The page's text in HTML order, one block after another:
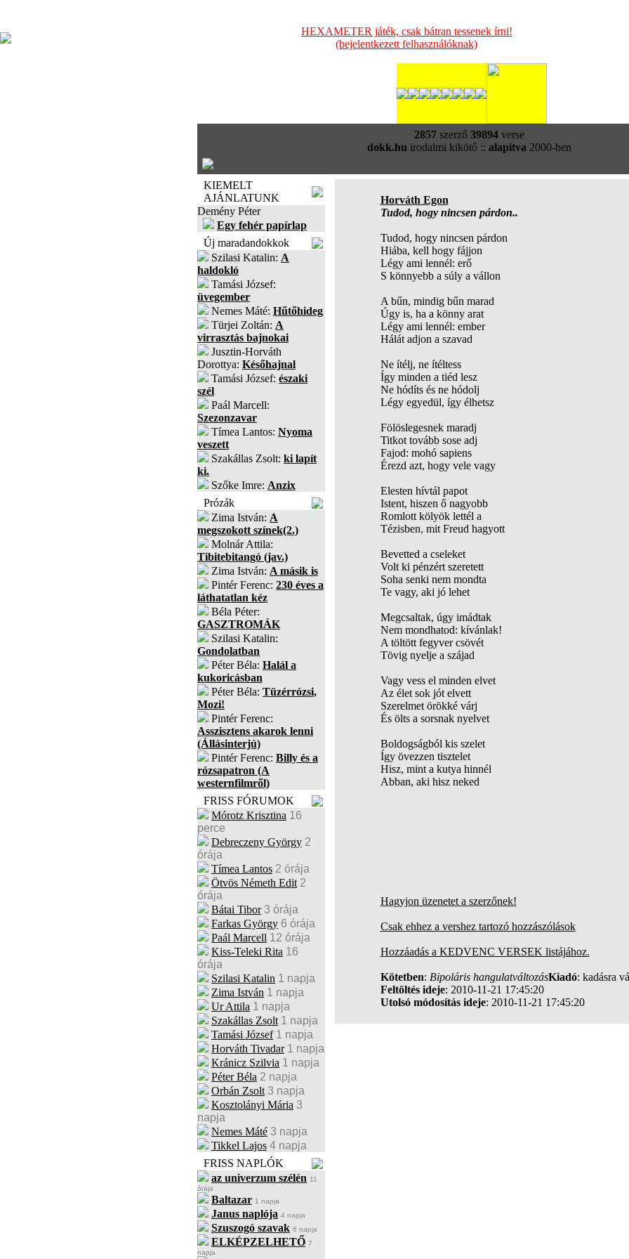
HEXAMETER játék, csak bátran tessenek írni!
(bejelentkezett felhasználóknak)
2857szerző 39894verse
dokk.hu irodalmi kikötő :: alapítva 2000-ben
KIEMELT
AJÁNLATUNK
Demény Péter
Egy fehér papírlap
Új maradandokkok
Szilasi Katalin: A
haldokló
Tamási József:
üvegember
Nemes Máté: Hűtőhideg
Türjei Zoltán: A
virrasztás bajnokai
Jusztin-Horváth
Dorottya: Későhajnal
Tamási József: északi
szél
Paál Marcell:
Szezonzavar
Tímea Lantos: Nyoma
veszett
Szakállas Zsolt: ki lapít
ki.
Szőke Imre: Anzix
Prózák
Zima István: A
megszokott színek(2.)
Molnár Attila:
Tibitebitangó (jav.)
Zima István: A másik is
Pintér Ferenc: 230 éves a
láthatatlan kéz
Béla Péter:
GASZTROMÁK
Szilasi Katalin:
Gondolatban
Péter Béla: Halál a
kukoricásban
Péter Béla: Tüzérrózsi,
Mozi!
Pintér Ferenc:
Asszisztens akarok lenni
(Állásinterjú)
Pintér Ferenc: Billy és a
rózsapatron (A
westernfilmről)
FRISS FÓRUMOK
Mórotz Krisztina 16
perce
Debreczeny György 2
órája
Tímea Lantos 2 órája
Ötvös Németh Edit 2
órája
Bátai Tibor 3 órája
Farkas György 6 órája
Paál Marcell 12 órája
Kiss-Teleki Rita 16
órája
Szilasi Katalin 1 napja
Zima István 1 napja
Ur Attila 1 napja
Szakállas Zsolt 1 napja
Tamási József 1 napja
Horváth Tivadar 1 napja
Kránicz Szilvia 1 napja
Péter Béla 2 napja
Orbán Zsolt 3 napja
Kosztolányi Mária 3
napja
Nemes Máté 3 napja
Tikkel Lajos 4 napja
FRISS NAPLÓK
az univerzum szélén 11
órája
Baltazar 1 napja
Janus naplója 4 napja
Szuszogó szavak 6 napja
ELKÉPZELHETŐ 7
napja
Horváth Egon
Tudod, hogy nincsen párdon..
Tudod, hogy nincsen párdon
Hiába, kell hogy fájjon
Légy ami lennél: erő
S könnyebb a súly a vállon
A bűn, mindig bűn marad
Úgy is, ha a könny arat
Légy ami lennél: ember
Hálát adjon a szavad
Ne ítélj, ne ítéltess
Így minden a tiéd lesz
Ne hódíts és ne hódolj
Légy egyedül, így élhetsz
Fölöslegesnek maradj
Titkot tovább sose adj
Fajod: mohó sapiens
Érezd azt, hogy vele vagy
Elesten hívtál papot
Istent, hiszen ő nagyobb
Romlott kölyök lettél a
Tézisben, mit Freud hagyott
Bevetted a cseleket
Volt ki pénzért szeretett
Soha senki nem mondta
Te vagy, aki jó lehet
Megcsaltak, úgy imádtak
Nem mondhatod: kívánlak!
A töltött fegyver csövét
Tövig nyelje a szájad
Vagy vess el minden elvet
Az élet sok jót elvett
Szerelmet örökké várj
És ölts a sorsnak nyelvet
Boldogságból kis szelet
Így övezzen tisztelet
Hisz, mint a kutya hinnél
Abban, aki hisz neked
Hagyjon üzenetet a szerzőnek!
Csak ehhez a vershez tartozó hozzászólások
Hozzáadás a KEDVENC VERSEK listájához.
Kötetben: Bipoláris hangulatváltozásKiadó: kadásra
Feltöltés ideje: 2010-11-21 17:45:20
Utolsó módosítás ideje: 2010-11-21 17:45:20